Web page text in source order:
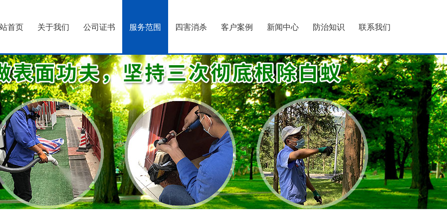
首页 关于我们 公司证书 服务范围 四害消杀 客户案例 新闻中心 防治知识 联系我们